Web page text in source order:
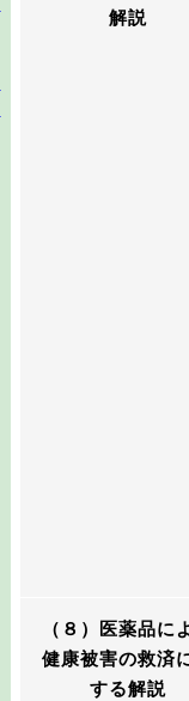
解説
（８）医薬品に
健康被害の救済
する解説